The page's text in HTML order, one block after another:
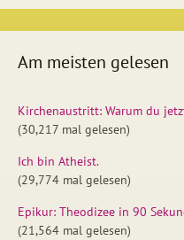
Am meisten gelesen
Kirchenaustritt: Warum du
(30,217 mal gelesen)
Ich bin Atheist.
(29,774 mal gelesen)
Epikur: Theodizee in 90
(21,564 mal gelesen)